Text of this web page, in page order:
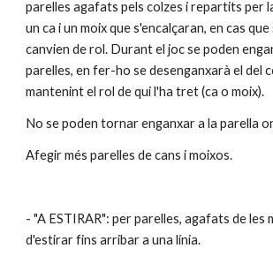
parelles agafats pels colzes i repartits per
un ca i un moix que s'encalçaran, en cas que
canvien de rol. Durant el joc se poden
parelles, en fer-ho se desenganxarà el del
mantenint el rol de qui l'ha tret (ca o moix).
No se poden tornar enganxar a la parella
Afegir més parelles de cans i moixos.
- "A ESTIRAR": per parelles, agafats de les
d'estirar fins arribar a una línia.